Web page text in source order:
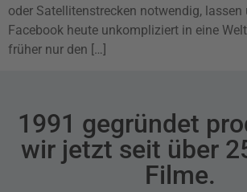
oder Satellitenstrecken notwendig, lassen
Facebook heute unkompliziert in eine
früher nur den […]
1991 gegründet
wir jetzt seit über
Filme.